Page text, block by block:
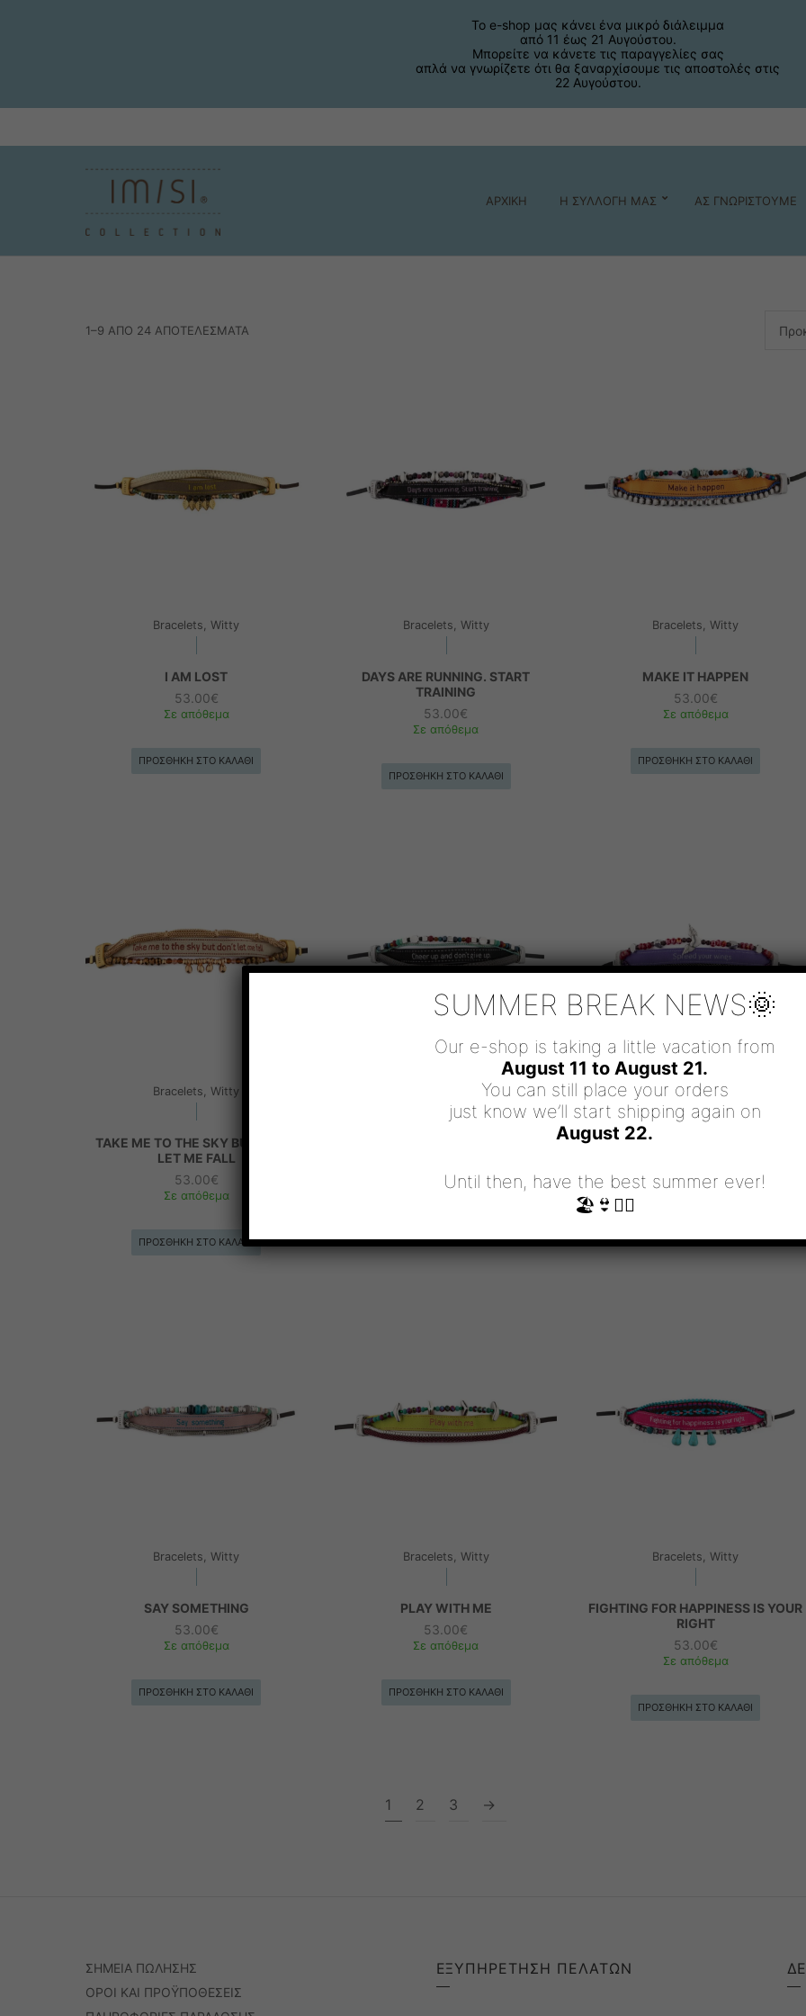
ΑΡΧΙΚΗ Η ΣΥΛΛΟΓΗ ΜΑΣ ΑΣ ΓΝΩΡΙΣΤΟΥΜΕ
1–9 ΑΠΌ 24 ΑΠΟΤΕΛΈΣΜΑΤΑ
Bracelets, Witty
I AM LOST
53.00€
Σε απόθεμα
ΠΡΟΣΘΉΚΗ ΣΤΟ ΚΑΛΆΘΙ
Bracelets, Witty
DAYS ARE RUNNING. START
TRAINING
53.00€
Σε απόθεμα
ΠΡΟΣΘΉΚΗ ΣΤΟ ΚΑΛΆΘΙ
Bracelets, Witty
MAKE IT HAPPEN
53.00€
Σε απόθεμα
ΠΡΟΣΘΉΚΗ ΣΤΟ ΚΑΛΆΘΙ
Bracelets, Witty
TAKE ME TO THE SKY BUT DON’T
LET ME FALL
53.00€
Σε απόθεμα
ΠΡΟΣΘΉΚΗ ΣΤΟ ΚΑΛΆΘΙ
Bracelets, Witty
Σε απόθεμα
Bracelets, Witty
SPREAD YOUR WINGS
Σε απόθεμα
Bracelets, Witty
SAY SOMETHING
53.00€
Σε απόθεμα
ΠΡΟΣΘΉΚΗ ΣΤΟ ΚΑΛΆΘΙ
Bracelets, Witty
PLAY WITH ME
53.00€
Σε απόθεμα
ΠΡΟΣΘΉΚΗ ΣΤΟ ΚΑΛΆΘΙ
Bracelets, Witty
FIGHTING FOR HAPPINESS IS YOUR
RIGHT
53.00€
Σε απόθεμα
ΠΡΟΣΘΉΚΗ ΣΤΟ ΚΑΛΆΘΙ
1 2 3 →
ΣΗΜΕΙΑ ΠΩΛΗΣΗΣ
ΟΡΟΙ ΚΑΙ ΠΡΟΫΠΟΘΕΣΕΙΣ
ΕΞΥΠΗΡΕΤΗΣΗ ΠΕΛΑΤΩΝ
Το e-shop μας κάνει ένα μικρό διάλειμμα
από 11 έως 21 Αυγούστου.
Μπορείτε να κάνετε τις παραγγελίες σας
απλά να γνωρίζετε ότι θα ξαναρχίσουμε τις αποστολές στις
22 Αυγούστου.
SUMMER BREAK NEWS🌞
Our e-shop is taking a little vacation from
August 11 to August 21.
You can still place your orders
just know we’ll start shipping again on
August 22.
Until then, have the best summer ever!
🏖👙🧜‍♀️